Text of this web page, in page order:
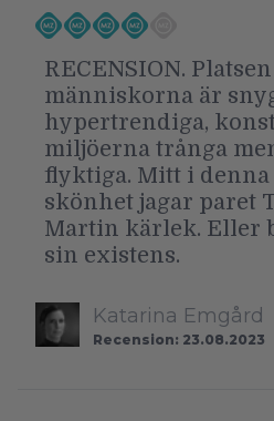
RECENSION.
människorna är
hypertrendiga,
miljöerna trånga
flyktiga. Mitt i
skönhet jagar paret
Martin kärlek. Eller
sin existens.
Katarina Emgård
Recension: 23.08.2023